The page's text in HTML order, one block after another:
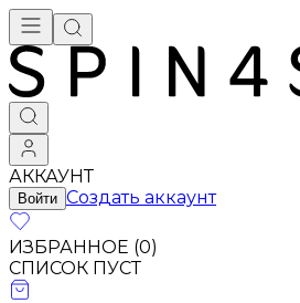
АККАУНТ
Войти Создать аккаунт
ИЗБРАННОЕ (0)
СПИСОК ПУСТ
Брендовая одежда - купить в Москве